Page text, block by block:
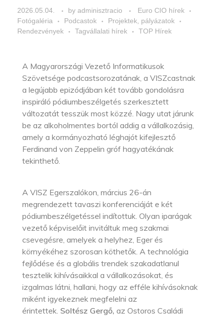
2026.05.04. by adminisztracio
Euro CIO hírek
Fotógaléria
Podcastok
Projektek, pályázatok
Rendezvények
Tagvállalati hírek TOP Hírek
A Magyarországi Vezető Informatikusok
Szövetsége podcastsorozatának, a VISZcastnak
a legújabb epizódjában két tovább gondolásra
inspiráló pódiumbeszélgetés szerkesztett
változatát tesszük most közzé. Nagy utat járunk
be az alkoholmentes bortól addig a vállalkozásig,
amely a kormányozható léghajót kifejlesztő
Ferdinand von Zeppelin gróf hagyatékának
tekinthető.
A VISZ Egerszalókon, március 26-án
megrendezett tavaszi konferenciáját e két
pódiumbeszélgetéssel indítottuk. Olyan iparágak
vezető képviselőit invitáltuk meg szakmai
csevegésre, amelyek a helyhez, Eger és
környékéhez szorosan köthetők. A technológia
fejlődése és a globális trendek szakadatlanul
tesztelik kihívásaikkal a vállalkozásokat, és
izgalmas látni, hallani, hogy az efféle kihívásoknak
miként igyekeznek megfelelni az
érintettek. Soltész Gergő, az Ostoros Családi